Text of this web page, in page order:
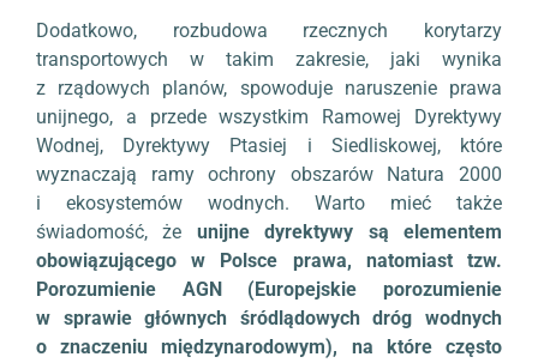
Dodatkowo, rozbudowa rzecznych korytarzy
transportowych w takim zakresie, jaki wynika
z rządowych planów, spowoduje naruszenie prawa
unijnego, a przede wszystkim Ramowej Dyrektywy
Wodnej, Dyrektywy Ptasiej i Siedliskowej, które
wyznaczają ramy ochrony obszarów Natura 2000
i ekosystemów wodnych. Warto mieć także
świadomość, że unijne dyrektywy są elementem
obowiązującego w Polsce prawa, natomiast tzw.
Porozumienie AGN (Europejskie porozumienie
w sprawie głównych śródlądowych dróg wodnych
o znaczeniu międzynarodowym), na które często